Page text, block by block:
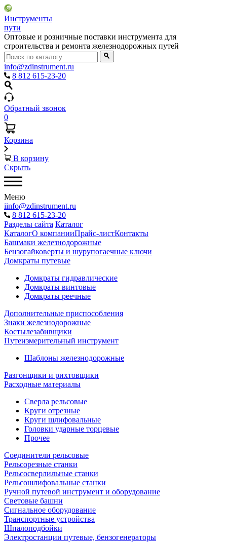
Инструменты
пути
Оптовые и розничные поставки инструмента для
строительства и ремонта железнодорожных путей
info@zdinstrument.ru
8 812 615-23-20
Обратный звонок
0
Корзина
В корзину
Скрыть
Меню
iinfo@zdinstrument.ru
8 812 615-23-20
Разделы сайта Каталог
КаталогО компанииПрайс-листКонтакты
Башмаки железнодорожные
Бензогайковерты и шурупогаечные ключи
Домкраты путевые
Домкраты гидравлические
Домкраты винтовые
Домкраты реечные
Дополнительные приспособления
Знаки железнодорожные
Костылезабивщики
Путеизмерительный инструмент
Шаблоны железнодорожные
Разгонщики и рихтовщики
Расходные материалы
Сверла рельсовые
Круги отрезные
Круги шлифовальные
Головки ударные торцевые
Прочее
Соединители рельсовые
Рельсорезные станки
Рельсосверлильные станки
Рельсошлифовальные станки
Ручной путевой инструмент и оборудование
Световые башни
Сигнальное оборудование
Транспортные устройства
Шпалоподбойки
Электростанции путевые, бензогенераторы